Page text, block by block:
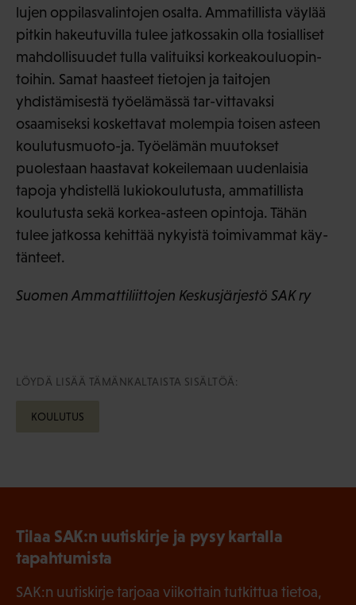
lujen oppilasvalintojen osalta. Ammatillista väylää
pitkin hakeutuvilla tulee jatkossakin olla tosialliset
mahdollisuudet tulla valituiksi korkeakouluopin-
toihin. Samat haasteet tietojen ja taitojen
yhdistämisestä työelämässä tar-vittavaksi
osaamiseksi koskettavat molempia toisen asteen
koulutusmuoto-ja. Työelämän muutokset
puolestaan haastavat kokeilemaan uudenlaisia
tapoja yhdistellä lukiokoulutusta, ammatillista
koulutusta sekä korkea-asteen opintoja. Tähän
tulee jatkossa kehittää nykyistä toimivammat käy-
tänteet.
Suomen Ammattiliittojen Keskusjärjestö SAK ry
LÖYDÄ LISÄÄ TÄMÄNKALTAISTA SISÄLTÖÄ:
KOULUTUS
Tilaa SAK:n uutiskirje ja pysy kartalla
tapahtumista
SAK:n uutiskirje tarjoaa viikottain tutkittua tietoa,